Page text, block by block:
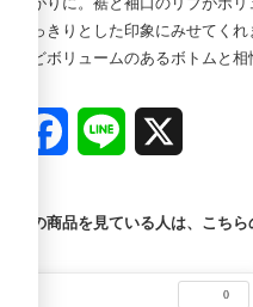
すっきりとした印象にみせてく
などボリュームのあるボトムと相
FacebookLine
この商品を見ている人は、こち
0